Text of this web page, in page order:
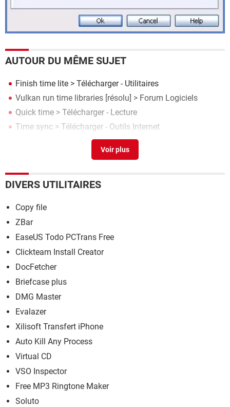
AUTOUR DU MÊME SUJET
Finish time lite > Télécharger - Utilitaires
Vulkan run time libraries [résolu] > Forum Logiciels
Quick time > Télécharger - Lecture
Time sync > Télécharger - Outils Internet
> Télécharger - TV & Vidéo
DIVERS UTILITAIRES
Copy file
ZBar
EaseUS Todo PCTrans Free
Clickteam Install Creator
DocFetcher
Briefcase plus
DMG Master
Evalazer
Xilisoft Transfert iPhone
Auto Kill Any Process
Virtual CD
VSO Inspector
Free MP3 Ringtone Maker
Soluto